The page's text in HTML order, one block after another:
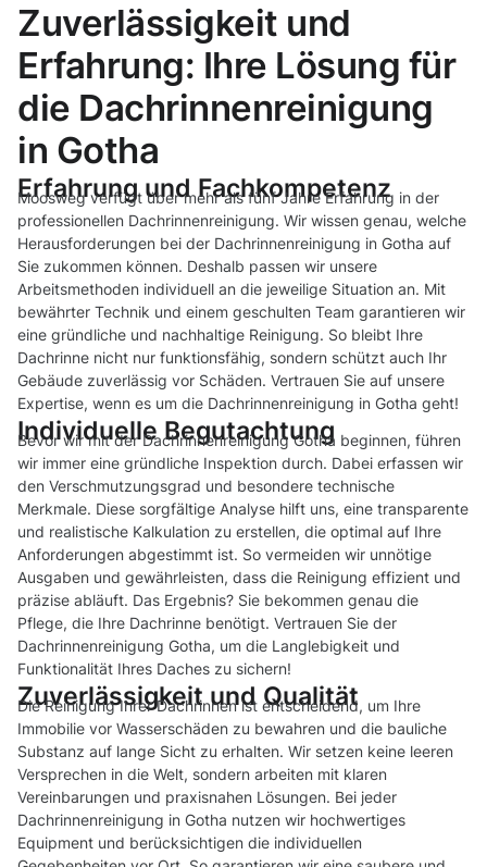
Zuverlässigkeit und
Erfahrung: Ihre Lösung für
die Dachrinnenreinigung
in Gotha
Erfahrung und Fachkompetenz
Moosweg verfügt über mehr als fünf Jahre Erfahrung in der
professionellen Dachrinnenreinigung. Wir wissen genau, welche
Herausforderungen bei der Dachrinnenreinigung in Gotha auf
Sie zukommen können. Deshalb passen wir unsere
Arbeitsmethoden individuell an die jeweilige Situation an. Mit
bewährter Technik und einem geschulten Team garantieren wir
eine gründliche und nachhaltige Reinigung. So bleibt Ihre
Dachrinne nicht nur funktionsfähig, sondern schützt auch Ihr
Gebäude zuverlässig vor Schäden. Vertrauen Sie auf unsere
Expertise, wenn es um die Dachrinnenreinigung in Gotha geht!
Individuelle Begutachtung
Bevor wir mit der Dachrinnenreinigung Gotha beginnen, führen
wir immer eine gründliche Inspektion durch. Dabei erfassen wir
den Verschmutzungsgrad und besondere technische
Merkmale. Diese sorgfältige Analyse hilft uns, eine transparente
und realistische Kalkulation zu erstellen, die optimal auf Ihre
Anforderungen abgestimmt ist. So vermeiden wir unnötige
Ausgaben und gewährleisten, dass die Reinigung effizient und
präzise abläuft. Das Ergebnis? Sie bekommen genau die
Pflege, die Ihre Dachrinne benötigt. Vertrauen Sie der
Dachrinnenreinigung Gotha, um die Langlebigkeit und
Funktionalität Ihres Daches zu sichern!
Zuverlässigkeit und Qualität
Die Reinigung Ihrer Dachrinnen ist entscheidend, um Ihre
Immobilie vor Wasserschäden zu bewahren und die bauliche
Substanz auf lange Sicht zu erhalten. Wir setzen keine leeren
Versprechen in die Welt, sondern arbeiten mit klaren
Vereinbarungen und praxisnahen Lösungen. Bei jeder
Dachrinnenreinigung in Gotha nutzen wir hochwertiges
Equipment und berücksichtigen die individuellen